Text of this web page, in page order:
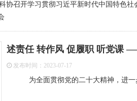
召开学习贯彻习近平新时代中国特色社
发布时间：2023-07-17
为全面贯彻党的二十大精神，进一步